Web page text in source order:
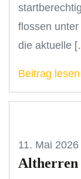
flossen
die aktuelle
Beitrag lesen
11. Mai 2026
Altherren